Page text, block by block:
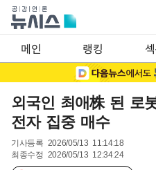
메인 랭킹
외국인 최애株 된 로
전자 집중 매수
기사등록 2026/05/13 11:14:18
최종수정 2026/05/13 12:34:24